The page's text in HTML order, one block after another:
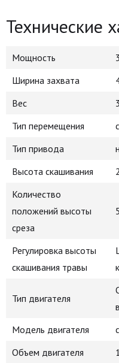
Технические
Мощность
Ширина захвата
Вес
Тип перемещения
Тип привода
Высота скашивания
Количество
положений высоты
среза
5
Регулировка высоты
скашивания травы
Тип двигателя
Модель двигателя
Объем двигателя